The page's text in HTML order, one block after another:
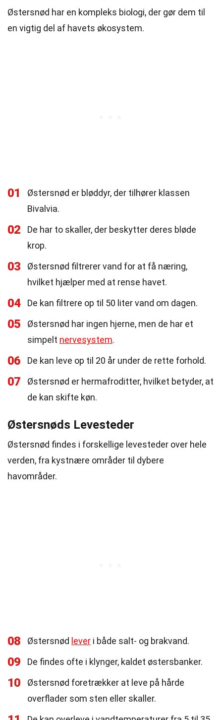
Østersnød har en kompleks biologi, der gør dem til
en vigtig del af havets økosystem.
01
Østersnød er bløddyr, der tilhører klassen
Bivalvia.
02
De har to skaller, der beskytter deres bløde
krop.
03
Østersnød filtrerer vand for at få næring,
hvilket hjælper med at rense havet.
04 De kan filtrere op til 50 liter vand om dagen.
05
Østersnød har ingen hjerne, men de har et
simpelt nervesystem.
06 De kan leve op til 20 år under de rette forhold.
07
Østersnød er hermafroditter, hvilket betyder, at
de kan skifte køn.
Østersnøds Levesteder
Østersnød findes i forskellige levesteder over hele
verden, fra kystnære områder til dybere
havområder.
08 Østersnød lever i både salt- og brakvand.
09 De findes ofte i klynger, kaldet østersbanker.
10
Østersnød foretrækker at leve på hårde
overflader som sten eller skaller.